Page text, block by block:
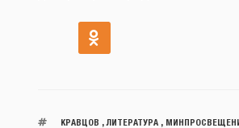
КРАВЦОВ ,ЛИТЕРАТУРА,